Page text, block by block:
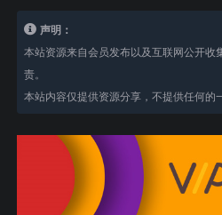
声明：
本站资源来自会员发布以及互联网公开
责。
本站内容仅提供资源分享，不提供任何